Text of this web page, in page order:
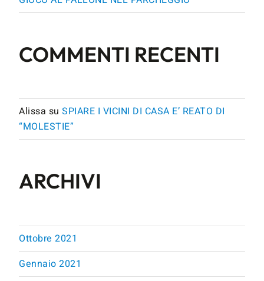
COMMENTI RECENTI
Alissa su SPIARE I VICINI DI CASA E’ REATO DI
“MOLESTIE”
ARCHIVI
Ottobre 2021
Gennaio 2021